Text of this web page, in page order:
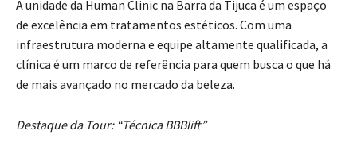
A unidade da Human Clinic na Barra da Tijuca é um espaço
de excelência em tratamentos estéticos. Com uma
infraestrutura moderna e equipe altamente qualificada, a
clínica é um marco de referência para quem busca o que há
de mais avançado no mercado da beleza.
Destaque da Tour: “Técnica BBBlift”